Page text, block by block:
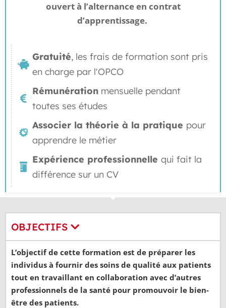
ouvert à l’alternance en contrat
d’apprentissage.
Gratuité, les frais de formation sont pris
en charge par l'OPCO
Rémunération mensuelle pendant
toutes ses études
Associer la théorie à la pratique pour
apprendre le métier
Expérience professionnelle qui fait la
différence sur un CV
OBJECTIFS
L’objectif de cette formation est de préparer les
individus à fournir des soins de qualité aux patients
tout en travaillant en collaboration avec d’autres
professionnels de la santé pour promouvoir le bien-
être des patients.